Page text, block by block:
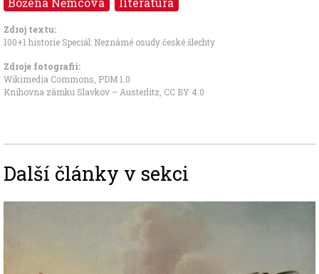
Zdroj textu:
100+1 historie Speciál: Neznámé osudy české šlechty
Zdroje fotografii:
Wikimedia Commons PDM 1.0
Knihovna zámku Slavkov – Austerlitz CC BY 4.0
Další články v sekci